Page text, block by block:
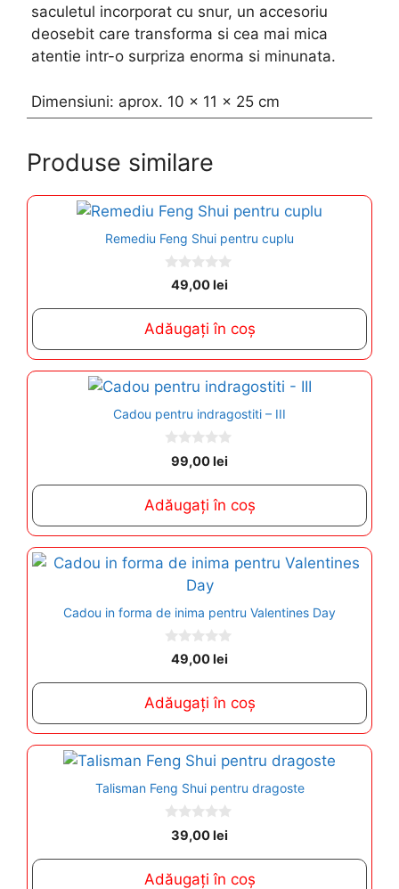
saculetul incorporat cu snur, un accesoriu
deosebit care transforma si cea mai mica
atentie intr-o surpriza enorma si minunata.
Dimensiuni: aprox. 10 x 11 x 25 cm
Produse similare
Remediu Feng Shui pentru cuplu
o
o
5
49,00lei
Adăugați în coș
Cadou pentru indragostiti – III
o
5
99,00lei
Adăugați în coș
Cadou in forma de inima pentru Valentines Day
o
o
5
49,00lei
Adăugați în coș
Talisman Feng Shui pentru dragoste
o
o
39,00lei
Adăugați în coș